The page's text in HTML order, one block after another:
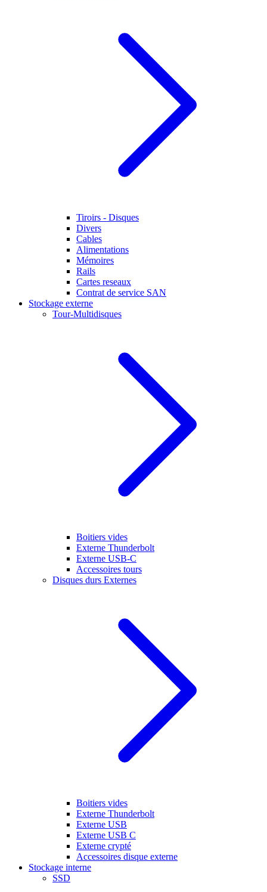
Tiroirs - Disques
Divers
Cables
Alimentations
Mémoires
Rails
Cartes reseaux
Contrat de service SAN
Stockage externe
Tour-Multidisques
Boitiers vides
Externe Thunderbolt
Externe USB-C
Accessoires tours
Disques durs Externes
Boitiers vides
Externe Thunderbolt
Externe USB
Externe USB C
Externe crypté
Accessoires disque externe
Stockage interne
SSD